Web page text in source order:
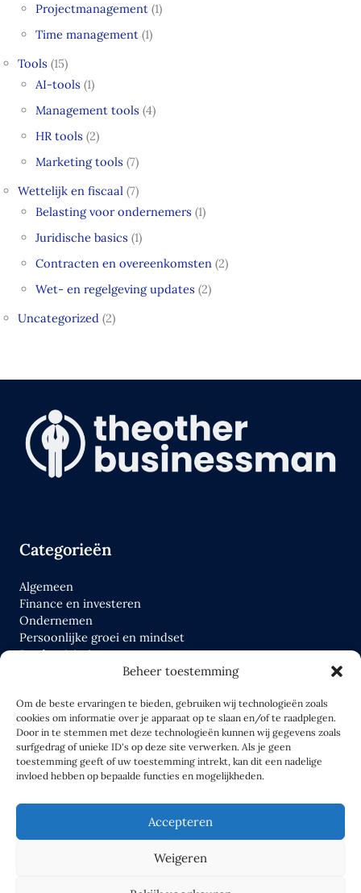
Beheer toestemming
Om de beste ervaringen te bieden, gebruiken wij technologieën zoals
cookies om informatie over je apparaat op te slaan en/of te raadplegen.
Door in te stemmen met deze technologieën kunnen wij gegevens zoals
surfgedrag of unieke ID's op deze site verwerken. Als je geen
toestemming geeft of uw toestemming intrekt, kan dit een nadelige
invloed hebben op bepaalde functies en mogelijkheden.
Accepteren
Weigeren
Projectmanagement (1)
Time management (1)
Tools (15)
AI-tools (1)
Management tools (4)
HR tools (2)
Marketing tools (7)
Wettelijk en fiscaal (7)
Belasting voor ondernemers (1)
Juridische basics (1)
Contracten en overeenkomsten (2)
Wet- en regelgeving updates (2)
Uncategorized (2)
Categorieën
Algemeen
Finance en investeren
Ondernemen
Persoonlijke groei en mindset
Productiviteit
Links
Home
Over ons